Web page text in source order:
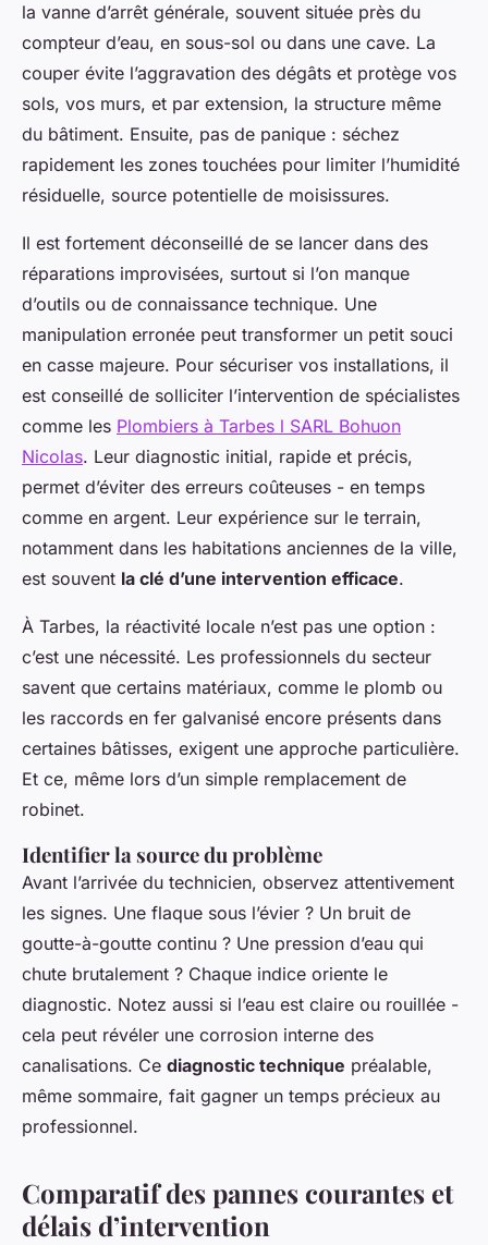
la vanne d’arrêt générale, souvent située près du
compteur d’eau, en sous-sol ou dans une cave. La
couper évite l’aggravation des dégâts et protège vos
sols, vos murs, et par extension, la structure même
du bâtiment. Ensuite, pas de panique : séchez
rapidement les zones touchées pour limiter l’humidité
résiduelle, source potentielle de moisissures.
Il est fortement déconseillé de se lancer dans des
réparations improvisées, surtout si l’on manque
d’outils ou de connaissance technique. Une
manipulation erronée peut transformer un petit souci
en casse majeure. Pour sécuriser vos installations, il
est conseillé de solliciter l’intervention de spécialistes
comme les Plombiers à Tarbes l SARL Bohuon
Nicolas. Leur diagnostic initial, rapide et précis,
permet d’éviter des erreurs coûteuses - en temps
comme en argent. Leur expérience sur le terrain,
notamment dans les habitations anciennes de la ville,
est souvent la clé d’une intervention efficace.
À Tarbes, la réactivité locale n’est pas une option :
c’est une nécessité. Les professionnels du secteur
savent que certains matériaux, comme le plomb ou
les raccords en fer galvanisé encore présents dans
certaines bâtisses, exigent une approche particulière.
Et ce, même lors d’un simple remplacement de
robinet.
Identifier la source du problème
Avant l’arrivée du technicien, observez attentivement
les signes. Une flaque sous l’évier ? Un bruit de
goutte-à-goutte continu ? Une pression d’eau qui
chute brutalement ? Chaque indice oriente le
diagnostic. Notez aussi si l’eau est claire ou rouillée -
cela peut révéler une corrosion interne des
canalisations. Ce diagnostic technique préalable,
même sommaire, fait gagner un temps précieux au
professionnel.
Comparatif des pannes courantes et
délais d’intervention